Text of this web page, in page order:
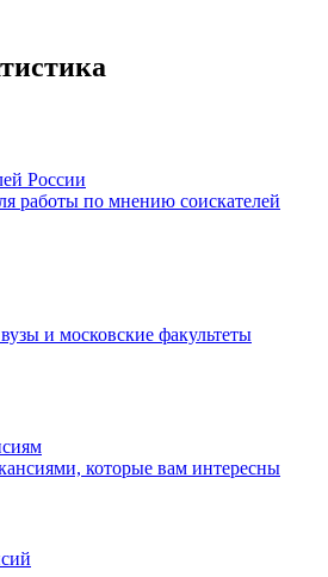
России
работы по мнению соискателей
и московские факультеты
которые вам интересны